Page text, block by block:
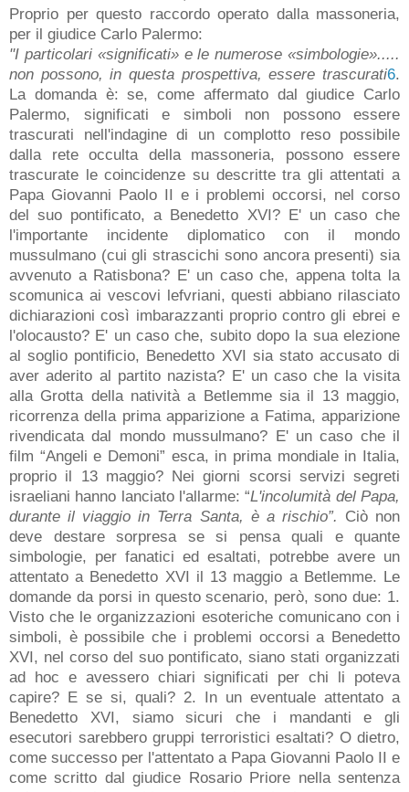
Proprio per questo raccordo operato dalla massoneria,
per il giudice Carlo Palermo:
"I particolari «significati» e le numerose «simbologie».....
non possono, in questa prospettiva, essere trascurati6.
La domanda è: se, come affermato dal giudice Carlo
Palermo, significati e simboli non possono essere
trascurati nell'indagine di un complotto reso possibile
dalla rete occulta della massoneria, possono essere
trascurate le coincidenze su descritte tra gli attentati a
Papa Giovanni Paolo II e i problemi occorsi, nel corso
del suo pontificato, a Benedetto XVI? E' un caso che
l'importante incidente diplomatico con il mondo
mussulmano (cui gli strascichi sono ancora presenti) sia
avvenuto a Ratisbona? E' un caso che, appena tolta la
scomunica ai vescovi lefvriani, questi abbiano rilasciato
dichiarazioni così imbarazzanti proprio contro gli ebrei e
l'olocausto? E' un caso che, subito dopo la sua elezione
al soglio pontificio, Benedetto XVI sia stato accusato di
aver aderito al partito nazista? E' un caso che la visita
alla Grotta della natività a Betlemme sia il 13 maggio,
ricorrenza della prima apparizione a Fatima, apparizione
rivendicata dal mondo mussulmano? E' un caso che il
film “Angeli e Demoni” esca, in prima mondiale in Italia,
proprio il 13 maggio? Nei giorni scorsi servizi segreti
israeliani hanno lanciato l'allarme: “L'incolumità del Papa,
durante il viaggio in Terra Santa, è a rischio”. Ciò non
deve destare sorpresa se si pensa quali e quante
simbologie, per fanatici ed esaltati, potrebbe avere un
attentato a Benedetto XVI il 13 maggio a Betlemme. Le
domande da porsi in questo scenario, però, sono due: 1.
Visto che le organizzazioni esoteriche comunicano con i
simboli, è possibile che i problemi occorsi a Benedetto
XVI, nel corso del suo pontificato, siano stati organizzati
ad hoc e avessero chiari significati per chi li poteva
capire? E se si, quali? 2. In un eventuale attentato a
Benedetto XVI, siamo sicuri che i mandanti e gli
esecutori sarebbero gruppi terroristici esaltati? O dietro,
come successo per l'attentato a Papa Giovanni Paolo II e
come scritto dal giudice Rosario Priore nella sentenza